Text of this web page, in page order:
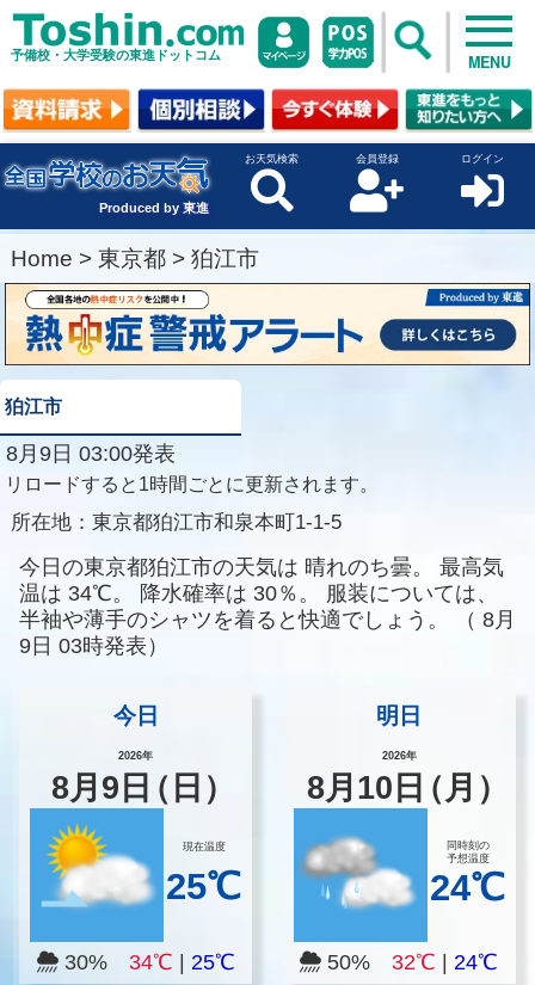
予備校・大学受験の東進ドットコム MENU
Produced by 東進
お天気検索 会員登録 ログイン
Home > 東京都 > 狛江市
狛江市
8月9日 03:00発表
リロードすると1時間ごとに更新されます。
所在地： 東京都狛江市和泉本町1-1-5
今日の東京都狛江市の天気は 晴れのち曇。
最高気
温は 34℃。 降水確率は 30％。
服装については、
半袖や薄手のシャツを着ると快適でしょう。
（ 8月
9日 03時発表）
今日
2026年
8月 9 日（日）
現在温度
25℃
30% 34℃ 25℃
明日
2026年
8月 10 日（月）
同時刻の
予想温度
24℃
50%32℃ |24℃